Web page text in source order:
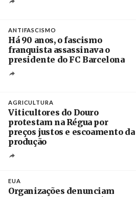
ANTIFASCISMO
Há 90 anos, o fascismo
franquista assassinava o
presidente do FC Barcelona
AGRICULTURA
Viticultores do Douro
protestam na Régua por
preços justos e escoamento da
produção
EUA
Organizações denunciam